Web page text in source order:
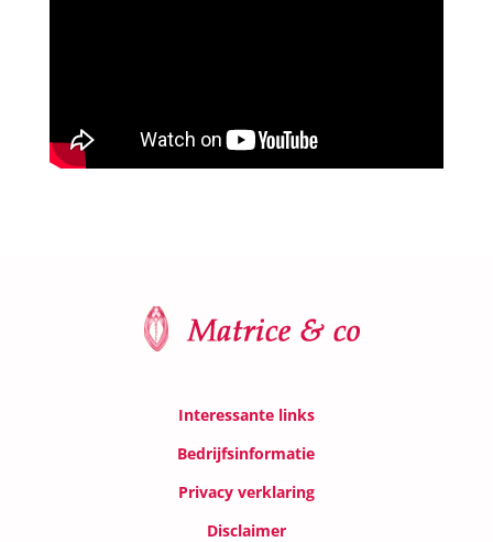
Interessante links
Bedrijfsinformatie
Privacy verklaring
Disclaimer